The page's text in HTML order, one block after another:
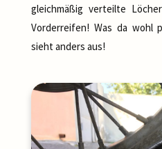
gleichmäßig verteilte
Vorderreifen! Was da wohl
sieht anders aus!